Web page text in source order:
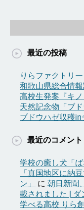
最近の投稿
りらファクトリ
和歌山県総合情
高校生発案『キ
天然記念物「ブ
ブドウハゼ収穫
最近のコメント
学校の癒し犬「
「真国地区に納
ン」
に 朝日新聞
載されました | ダ
学べる高校 りら